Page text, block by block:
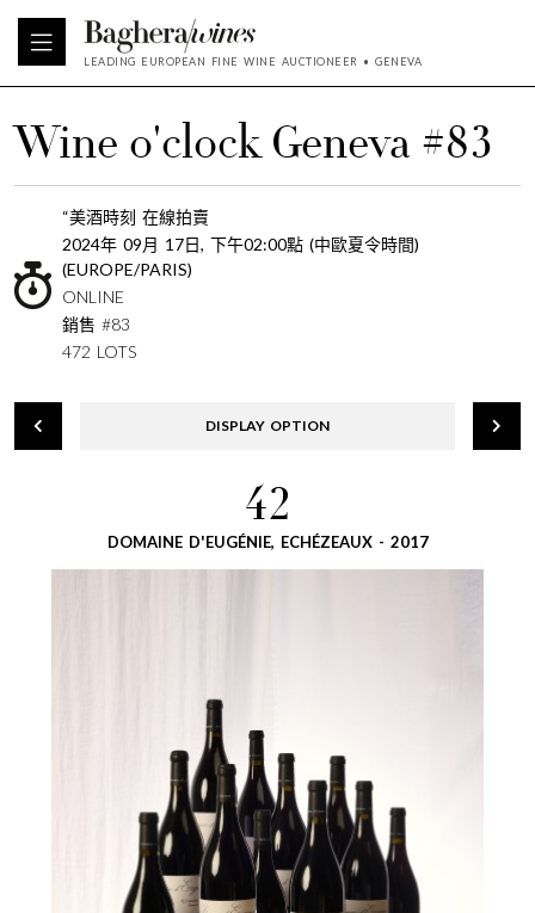
LEADING EUROPEAN FINE WINE AUCTIONEER • GENEVA
Wine o'clock Geneva #83
“美酒時刻 在線拍賣
2024年 09月 17日, 下午02:00點 (中歐夏令時間)
(EUROPE/PARIS)
ONLINE
銷售 #83
472 LOTS
DISPLAY OPTION
42
DOMAINE D'EUGÉNIE, ECHÉZEAUX - 2017